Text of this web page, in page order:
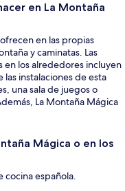
en La Montaña
en las propias
y caminatas. Las
en los alrededores incluyen
instalaciones de esta
una sala de juegos o
La Montaña Mágica
Mágica o en los
cocina española.